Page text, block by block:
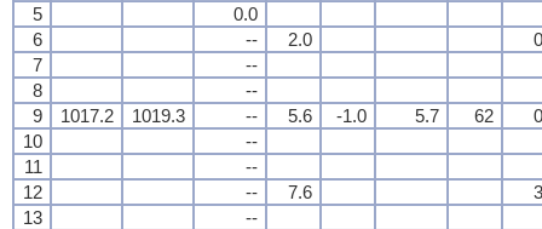
5
0.0
6
-- 2.0
7
--
8
--
9
1017.2 1019.3 -- 5.6 -1.0 5.7 62
10
--
11
--
12
-- 7.6
13
--
5
0.0
6
-- 2.0
7
--
8
--
9
1017.2 1019.3 -- 5.6 -1.0 5.7 62
10
--
11
--
12
-- 7.6
13
--
5
0.0
6
-- 2.0
7
--
8
--
9
1017.2 1019.3 -- 5.6 -1.0 5.7 62
10
--
11
--
12
-- 7.6
13
--
5
0.0
6
-- 2.0
7
--
8
--
9
1017.2 1019.3 -- 5.6 -1.0 5.7 62
10
--
11
--
12
-- 7.6
13
--